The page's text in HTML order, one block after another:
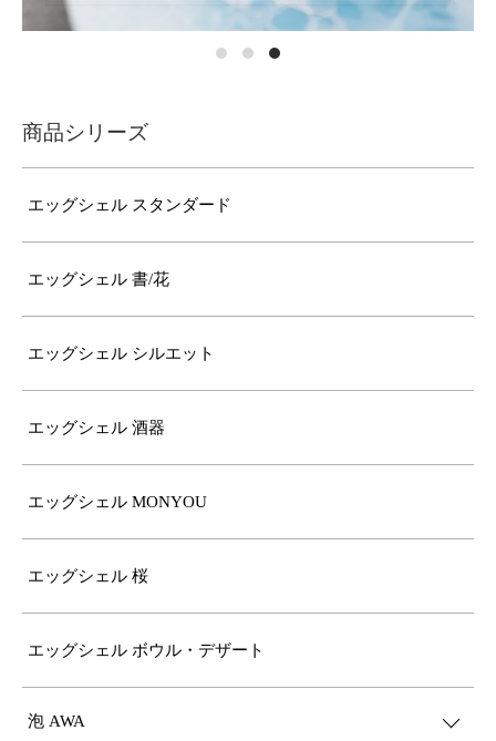
商品シリーズ
エッグシェル スタンダード
エッグシェル 書/花
エッグシェル シルエット
エッグシェル 酒器
エッグシェル MONYOU
エッグシェル 桜
エッグシェル ボウル・デザート
泡 AWA